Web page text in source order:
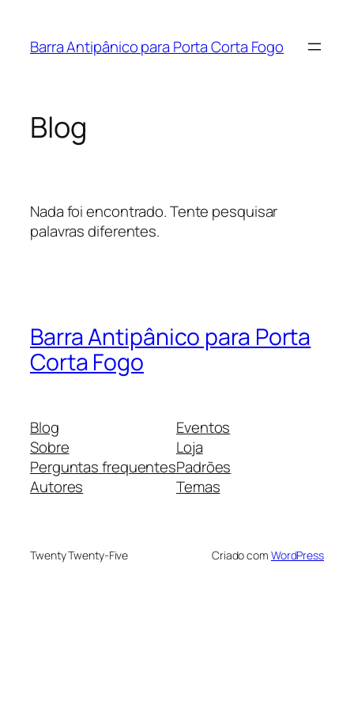
Barra Antipânico para Porta Corta Fogo
Blog
Nada foi encontrado. Tente pesquisar
palavras diferentes.
Barra Antipânico para Porta
Corta Fogo
Blog
Sobre
Perguntas frequentes
Autores
Eventos
Loja
Padrões
Temas
Twenty Twenty-Five Criado com WordPress